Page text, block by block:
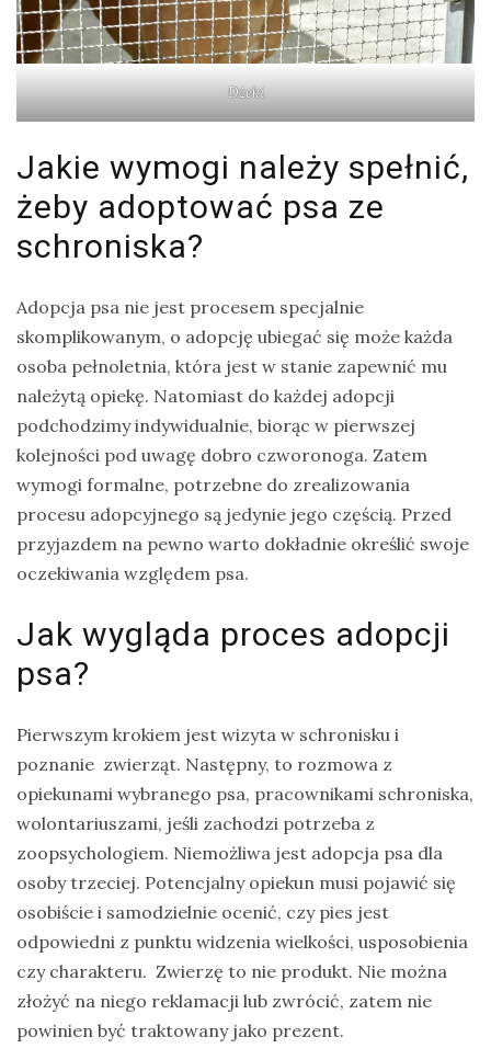
Dżeki
Jakie wymogi należy spełnić,
żeby adoptować psa ze
schroniska?
Adopcja psa nie jest procesem specjalnie
skomplikowanym, o adopcję ubiegać się może każda
osoba pełnoletnia, która jest w stanie zapewnić mu
należytą opiekę. Natomiast do każdej adopcji
podchodzimy indywidualnie, biorąc w pierwszej
kolejności pod uwagę dobro czworonoga. Zatem
wymogi formalne, potrzebne do zrealizowania
procesu adopcyjnego są jedynie jego częścią. Przed
przyjazdem na pewno warto dokładnie określić swoje
oczekiwania względem psa.
Jak wygląda proces adopcji
psa?
Pierwszym krokiem jest wizyta w schronisku i
poznanie zwierząt. Następny, to rozmowa z
opiekunami wybranego psa, pracownikami schroniska,
wolontariuszami, jeśli zachodzi potrzeba z
zoopsychologiem. Niemożliwa jest adopcja psa dla
osoby trzeciej. Potencjalny opiekun musi pojawić się
osobiście i samodzielnie ocenić, czy pies jest
odpowiedni z punktu widzenia wielkości, usposobienia
czy charakteru. Zwierzę to nie produkt. Nie można
złożyć na niego reklamacji lub zwrócić, zatem nie
powinien być traktowany jako prezent.